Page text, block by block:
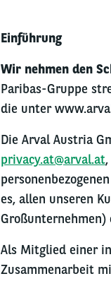
Einführung
Wir nehmen den
Paribas-Gruppe
die unter
Die Arval Austria
privacy.at@arval.at,
es, allen unseren
Großunternehmen)
Als Mitglied einer
Zusammenarbeit